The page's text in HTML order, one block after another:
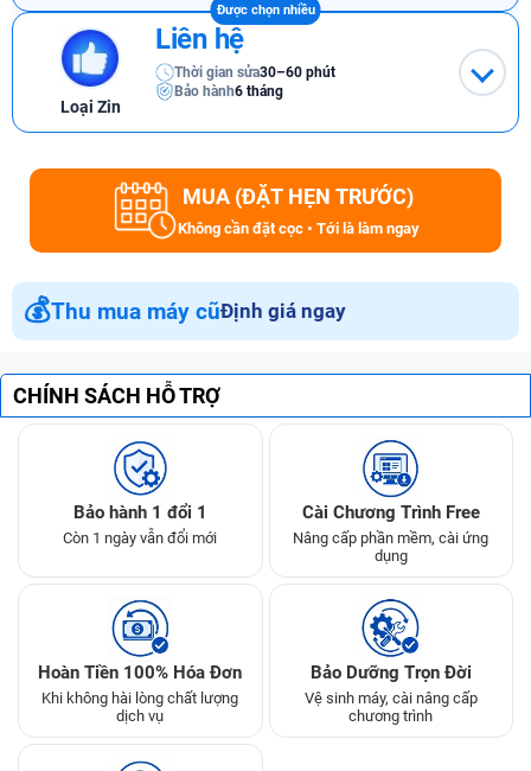
Loại Zin
Liên hệ
Thời gian sửa30–60 phút
Bảo hành6 tháng
MUA (ĐẶT HẸN TRƯỚC)
Không cần đặt cọc • Tới là làm ngay
💰Thu mua máy cũĐịnh giá ngay
CHÍNH SÁCH HỖ TRỢ
Bảo hành 1 đổi 1
Còn 1 ngày vẫn đổi mới
Cài Chương Trình Free
Nâng cấp phần mềm, cài ứng
dụng
Hoàn Tiền 100% Hóa Đơn
Khi không hài lòng chất lượng
dịch vụ
Bảo Dưỡng Trọn Đời
Vệ sinh máy, cài nâng cấp
chương trình